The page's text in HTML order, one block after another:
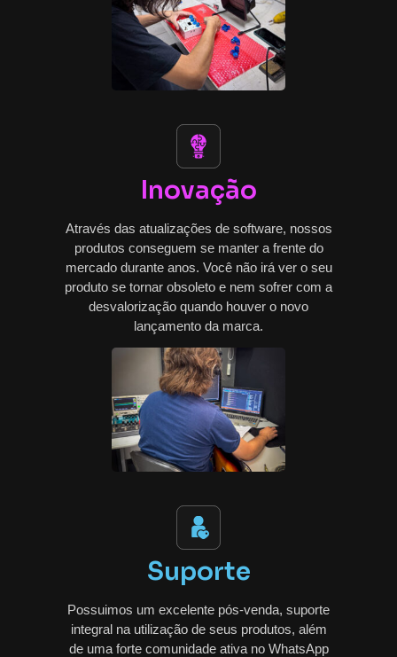
Inovação
Através das atualizações de software, nossos
produtos conseguem se manter a frente do
mercado durante anos. Você não irá ver o seu
produto se tornar obsoleto e nem sofrer com a
desvalorização quando houver o novo
lançamento da marca.
Suporte
Possuimos um excelente pós-venda, suporte
integral na utilização de seus produtos, além
de uma forte comunidade ativa no WhatsApp